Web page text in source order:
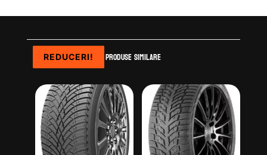
Produse similare
REDUCERI!
REDUCERI!
REDUCERI!
REDUCERI!